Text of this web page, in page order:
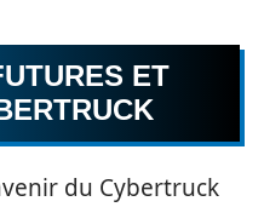
ET
du Cybertruck